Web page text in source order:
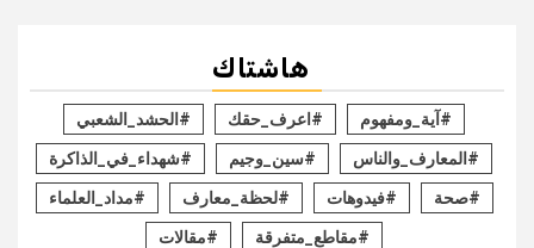
هاشتاك
#آية_ومفهوم #اعرف_حقك #الحشد_الشعبي
#المعارف_والناس #سين_وجيم #شهداء_في_الذاكرة
#صحة #فيدوهات #لحظة_معارف #مداد_العلماء
#مقاطع_متفرقة #مقالات